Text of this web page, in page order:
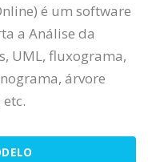
é um software
a Análise da
UML, fluxograma,
árvore